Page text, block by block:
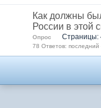
Как должны
России в этой
Опрос Страницы:
78 Ответов: